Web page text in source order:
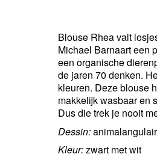
Blouse Rhea valt
Michael Barnaart een
een organische
de jaren 70 denken.
kleuren. Deze blouse
makkelijk wasbaar en
Dus die trek je nooit
Dessin:
Kleur:zwart met wit